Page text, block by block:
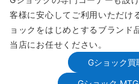
客様に安心してご利用いただけ
ョックをはじめとするブランド
当店にお任せください。
Gショック買